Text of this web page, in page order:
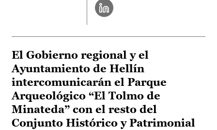
El Gobierno regional y el
Ayuntamiento de Hellín
intercomunicarán el Parque
Arqueológico “El Tolmo de
Minateda” con el resto del
Conjunto Histórico y Patrimonial